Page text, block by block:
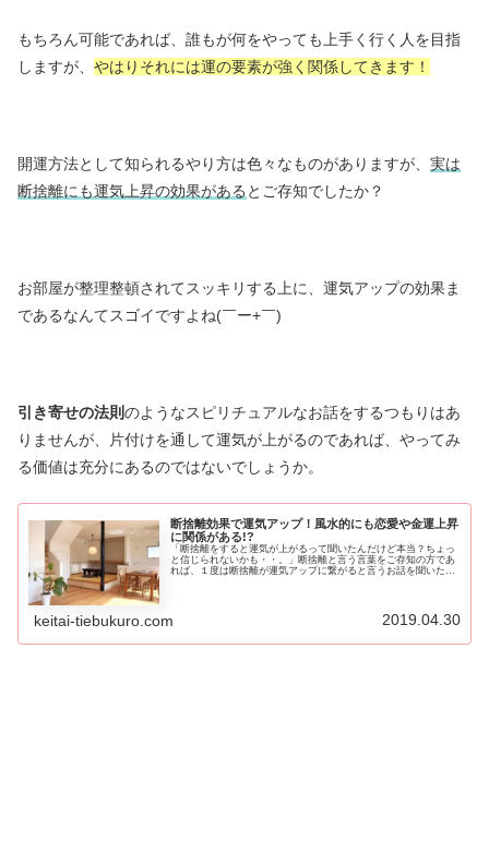
もちろん可能であれば、誰もが何をやっても上手く行く人を目指
しますが、 やはりそれには運の要素が強く関係してきます！
開運方法として知られるやり方は色々なものがありますが、 実は
断捨離にも運気上昇の効果がある とご存知でしたか？
お部屋が整理整頓されてスッキリする上に、運気アップの効果ま
であるなんてスゴイですよね(￣ー+￣)
引き寄せの法則のようなスピリチュアルなお話をするつもりはあ
りませんが、片付けを通して運気が上がるのであれば、やってみ
る価値は充分にあるのではないでしょうか。
断捨離効果で運気アップ！風水的にも恋愛や金運上昇
に関係がある!?
「断捨離をすると運気が上がるって聞いたんだけど本当？ちょっ
と信じられないかも・・。」断捨離と言う言葉をご存知の方であ
れば、１度は断捨離が運気アップに繋がると言うお話を聞いたこ
keitai-tiebukuro.com 2019.04.30